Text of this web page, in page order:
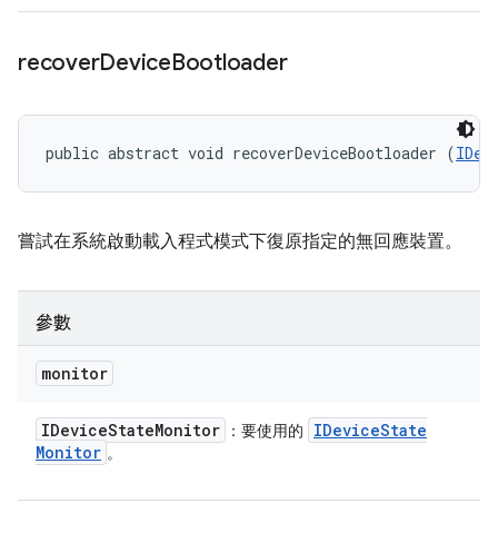
recoverDeviceBootloader
public abstract void recoverDeviceBootloader (
嘗試在系統啟動載入程式模式下復原指定的無回應裝置。
參數
monitor
IDeviceStateMonitor ：要使用的 IDeviceState
Monitor 。